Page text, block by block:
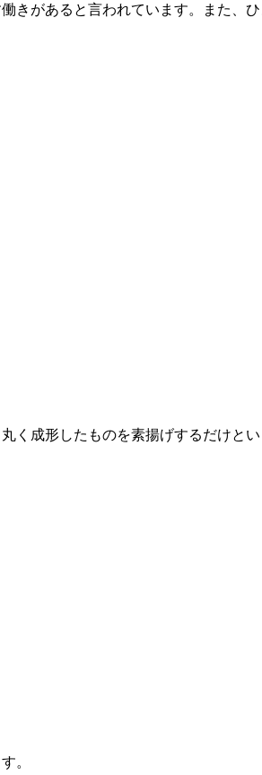
きがあると言われています。また、
く成形したものを素揚げするだけと
。